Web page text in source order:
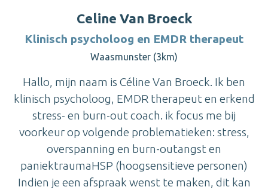
Celine Van Broeck
Klinisch psycholoog en EMDR therapeut
Waasmunster (3km)
Hallo, mijn naam is Céline Van Broeck. Ik ben
klinisch psycholoog, EMDR therapeut en erkend
stress- en burn-out coach. ik focus me bij
voorkeur op volgende problematieken: stress,
overspanning en burn-outangst en
paniektraumaHSP (hoogsensitieve personen)
Indien je een afspraak wenst te maken, dit kan